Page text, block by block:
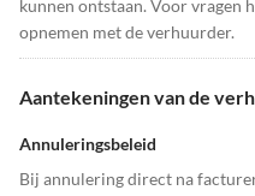
kunnen ontstaan. Voor vragen
opnemen met de verhuurder.
Aantekeningen van de
Annuleringsbeleid
Bij annulering direct na